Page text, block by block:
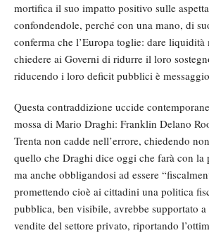
mortifica il suo impatto positivo sulle
confondendole, perché con una mano, di
conferma che l’Europa toglie: dare liquidità
chiedere ai Governi di ridurre il loro
riducendo i loro deficit pubblici è
Questa contraddizione uccide
mossa di Mario Draghi: Franklin Delano
Trenta non cadde nell’errore, chiedendo
quello che Draghi dice oggi che farà con la
ma anche obbligandosi ad essere
promettendo cioè ai cittadini una politica
pubblica, ben visibile, avrebbe supportato
vendite del settore privato, riportando